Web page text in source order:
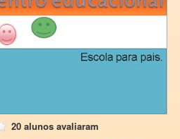
20 alunos avaliaram